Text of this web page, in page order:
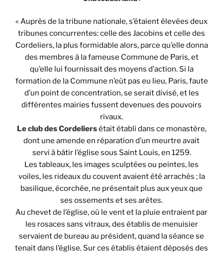
« Auprès de la tribune nationale, s’étaient élevées deux
tribunes concurrentes: celle des Jacobins et celle des
Cordeliers, la plus formidable alors, parce qu’elle donna
des membres à la fameuse Commune de Paris, et
qu’elle lui fournissait des moyens d’action. Si la
formation de la Commune n’eût pas eu lieu, Paris, faute
d’un point de concentration, se serait divisé, et les
différentes mairies fussent devenues des pouvoirs
rivaux.
Le club des Cordeliersétait établi dans ce monastère,
dont une amende en réparation d’un meurtre avait
servi à bâtir l’église sous Saint Louis, en 1259.
Les tableaux, les images sculptées ou peintes, les
voiles, les rideaux du couvent avaient été arrachés ; la
basilique, écorchée, ne présentait plus aux yeux que
ses ossements et ses arêtes.
Au chevet de l’église, où le vent et la pluie entraient par
les rosaces sans vitraux, des établis de menuisier
servaient de bureau au président, quand la séance se
tenait dans l’église. Sur ces établis étaient déposés des